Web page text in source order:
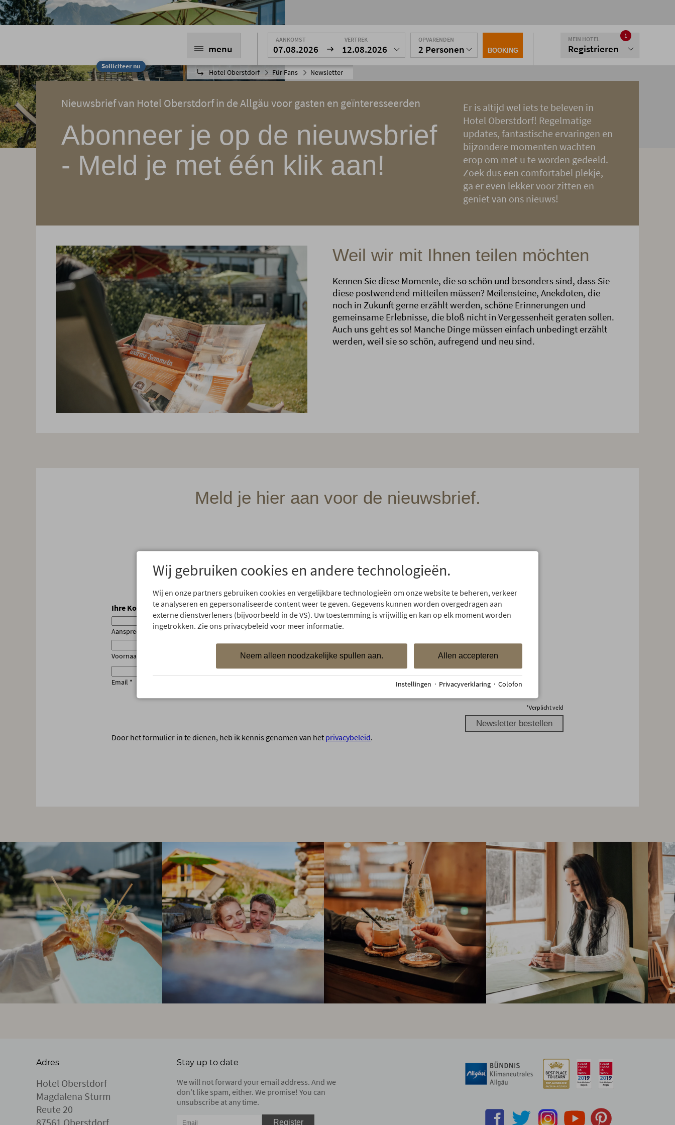
Solliciteer nu
menu
Hotel Oberstdorf Für Fans Newsletter
AANKOMST
07.08.2026
VERTREK
12.08.2026
OPVARENDEN
2 Personen BOOKING
MEIN HOTEL
Registrieren
1
Nieuwsbrief van Hotel Oberstdorf in de Allgäu voor gasten en geïnteresseerden
Abonneer je op de nieuwsbrief
- Meld je met één klik aan!
Er is altijd wel iets te beleven in
Hotel Oberstdorf! Regelmatige
updates, fantastische ervaringen en
bijzondere momenten wachten
erop om met u te worden gedeeld.
Zoek dus een comfortabel plekje,
ga er even lekker voor zitten en
geniet van ons nieuws!
Weil wir mit Ihnen teilen möchten
Kennen Sie diese Momente, die so schön und besonders sind, dass Sie
diese postwendend mitteilen müssen? Meilensteine, Anekdoten, die
noch in Zukunft gerne erzählt werden, schöne Erinnerungen und
gemeinsame Erlebnisse, die bloß nicht in Vergessenheit geraten sollen.
Auch uns geht es so! Manche Dinge müssen einfach unbedingt erzählt
werden, weil sie so schön, aufregend und neu sind.
Meld je hier aan voor de nieuwsbrief.
Ihre Kontaktdaten*
Aanspreekvorm
Voornaam Achternaam*
Email *
Newsletter *
Sie können unseren Newsletter jederzeit aus der jeweiligen Email
heraus abbestellen.
Hotel Oberstdorf Newsletter
Unser monatlicher Newsletter mit aktuellen Informationen
*Verplicht veld
Door het formulier in te dienen, heb ik kennis genomen van het privacybeleid.
Adres
Hotel Oberstdorf
Magdalena Sturm
Reute 20
87561 Oberstdorf
Stay up to date
We will not forward your email address. And we
don’t like spam, either. We promise! You can
unsubscribe at any time.
Register
Wij gebruiken cookies en andere technologieën.
Wij en onze partners gebruiken cookies en vergelijkbare technologieën om onze website te beheren, verkeer
te analyseren en gepersonaliseerde content weer te geven. Gegevens kunnen worden overgedragen aan
externe dienstverleners (bijvoorbeeld in de VS). Uw toestemming is vrijwillig en kan op elk moment worden
ingetrokken. Zie ons privacybeleid voor meer informatie.
Allen accepteren
Neem alleen noodzakelijke spullen aan.
Instellingen · Privacyverklaring · Colofon